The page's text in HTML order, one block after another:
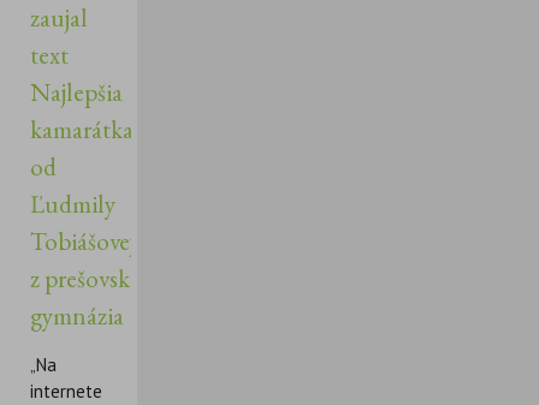
zaujal
text
Najlepšia
kamarátka
od
Ľudmily
Tobiášovej
z prešovského
gymnázia
„Na
internete